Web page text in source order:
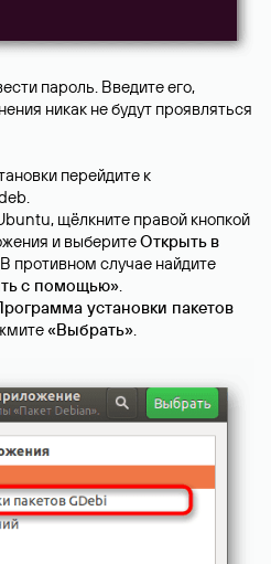
пароль. Введите его,
никак не будут проявляться
перейдите к
щёлкните правой кнопкой
и выберитеОткрыть в
. В противном случае найдите
с помощью»
установки пакетов
«Выбрать»